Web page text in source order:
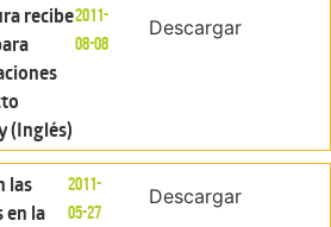
recibe
(Inglés)
2011-
08-08
Descargar
las
en la
2011-
05-27
Descargar